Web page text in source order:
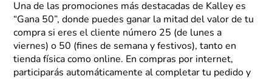
Una de las promociones más destacadas de Kalley es
“Gana 50”, donde puedes ganar la mitad del valor de tu
compra si eres el cliente número 25 (de lunes a
viernes) o 50 (fines de semana y festivos), tanto en
tienda física como online. En compras por internet,
participarás automáticamente al completar tu pedido y